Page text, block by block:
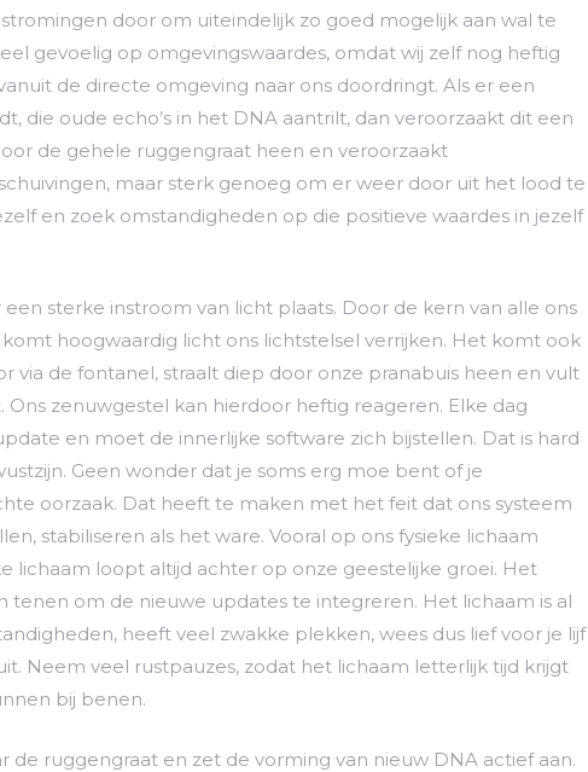
door om uiteindelijk zo goed mogelijk aan wal te
gevoelig op omgevingswaardes, omdat wij zelf nog heftig
de directe omgeving naar ons doordringt. Als er een
die oude echo’s in het DNA aantrilt, dan veroorzaakt dit een
de gehele ruggengraat heen en veroorzaakt
maar sterk genoeg om er weer door uit het lood te
en zoek omstandigheden op die positieve waardes in jezelf
sterke instroom van licht plaats. Door de kern van alle ons
hoogwaardig licht ons lichtstelsel verrijken. Het komt ook
via de fontanel, straalt diep door onze pranabuis heen en vult
zenuwgestel kan hierdoor heftig reageren. Elke dag
en moet de innerlijke software zich bijstellen. Dat is hard
Geen wonder dat je soms erg moe bent of je
oorzaak. Dat heeft te maken met het feit dat ons systeem
stabiliseren als het ware. Vooral op ons fysieke lichaam
lichaam loopt altijd achter op onze geestelijke groei. Het
tenen om de nieuwe updates te integreren. Het lichaam is al
heeft veel zwakke plekken, wees dus lief voor je lijf
Neem veel rustpauzes, zodat het lichaam letterlijk tijd krijgt
bij benen.
de ruggengraat en zet de vorming van nieuw DNA actief aan.